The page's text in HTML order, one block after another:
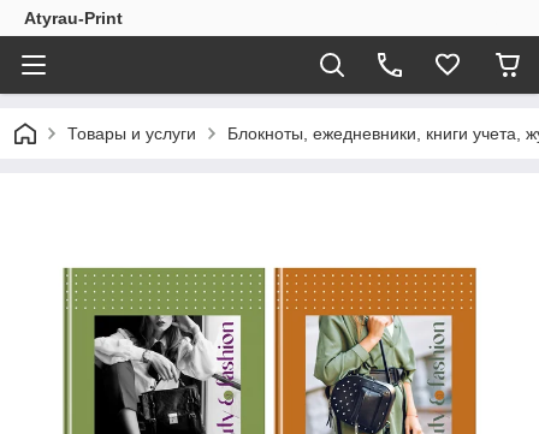
Atyrau-Print
Товары и услуги Блокноты, ежедневники, книги учета,